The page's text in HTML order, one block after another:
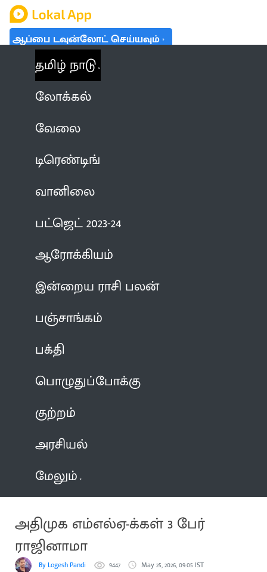
ஆப்பை டவுன்லோட் செய்யவும்
தமிழ் நாடு
லோக்கல்
வேலை
டிரெண்டிங்
வானிலை
பட்ஜெட் 2023-24
ஆரோக்கியம்
இன்றைய ராசி பலன்
பஞ்சாங்கம்
பக்தி
பொழுதுப்போக்கு
குற்றம்
அரசியல்
மேலும்
அதிமுக எம்எல்ஏ-க்கள் 3 பேர்
ராஜினாமா
By Logesh Pandi 9447 May 25, 2026, 09:05 IST